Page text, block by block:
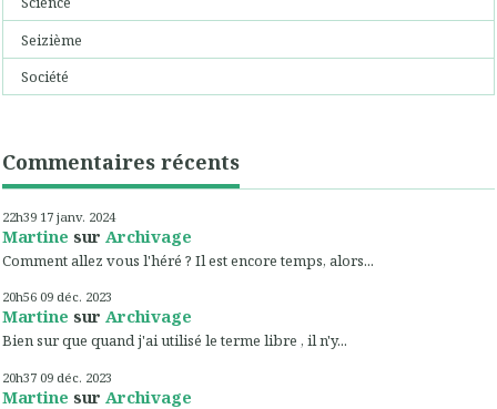
Seizième
Société
Commentaires récents
22h39 17 janv. 2024
Martine sur Archivage
Comment allez vous l'héré ? Il est encore temps, alors...
20h56 09 déc. 2023
Martine sur Archivage
Bien sur que quand j'ai utilisé le terme libre , il n'y...
20h37 09 déc. 2023
Martine sur Archivage